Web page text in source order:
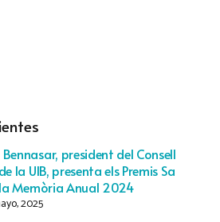
president del Consell
la UIB, presenta els Premis Sa
Memòria Anual 2024
2025